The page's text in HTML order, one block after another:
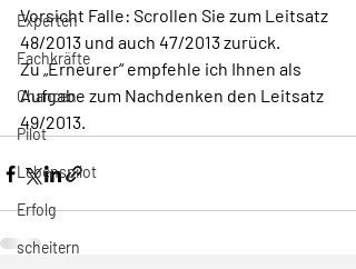
Experten
Fachkräfte
Chancen
Pilot
Lebenspilot
Erfolg
scheitern
Vorsicht Falle: Scrollen Sie zum Leitsatz
48/2013 und auch 47/2013 zurück.
Zu „Erneurer“ empfehle ich Ihnen als
Aufgabe zum Nachdenken den Leitsatz
49/2013.